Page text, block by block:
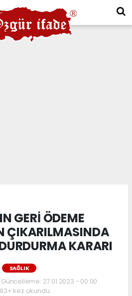
GERİ ÖDEME
ÇIKARILMASINDA
KARARI
SAĞLIK
Güncelleme: 27.01.2023 - 00:00
kez okundu.